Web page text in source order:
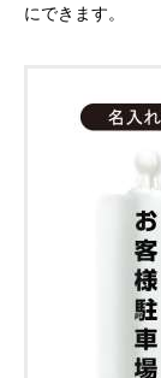
にできます。